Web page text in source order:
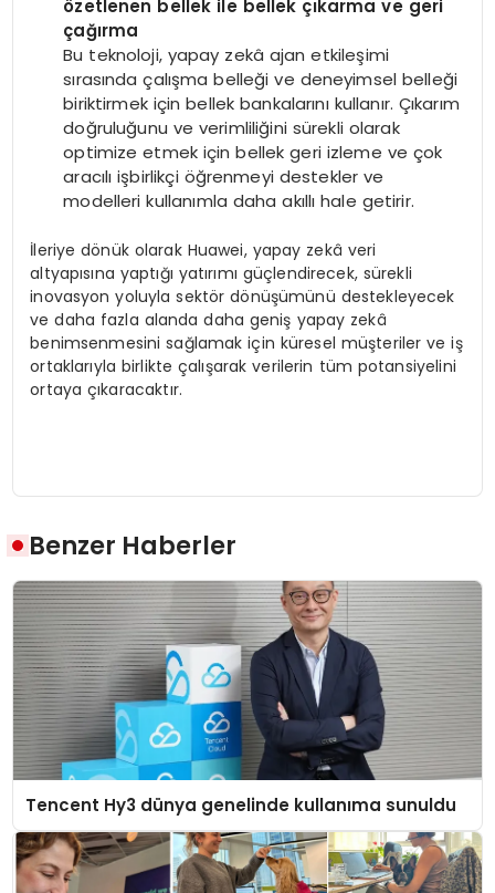
özetlenen bellek ile bellek çıkarma ve geri
çağırma
Bu teknoloji, yapay zekâ ajan etkileşimi
sırasında çalışma belleği ve deneyimsel belleği
biriktirmek için bellek bankalarını kullanır. Çıkarım
doğruluğunu ve verimliliğini sürekli olarak
optimize etmek için bellek geri izleme ve çok
aracılı işbirlikçi öğrenmeyi destekler ve
modelleri kullanımla daha akıllı hale getirir.
İleriye dönük olarak Huawei, yapay zekâ veri
altyapısına yaptığı yatırımı güçlendirecek, sürekli
inovasyon yoluyla sektör dönüşümünü destekleyecek
ve daha fazla alanda daha geniş yapay zekâ
benimsenmesini sağlamak için küresel müşteriler ve iş
ortaklarıyla birlikte çalışarak verilerin tüm potansiyelini
ortaya çıkaracaktır.
Benzer Haberler
Tencent Hy3 dünya genelinde kullanıma sunuldu